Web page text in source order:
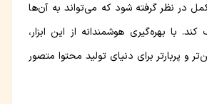
در نظر گرفته شود که می‌تواند به آن‌ها
با بهره‌گیری هوشمندانه از این ابزار،
و پربارتر برای دنیای تولید محتوا متصور